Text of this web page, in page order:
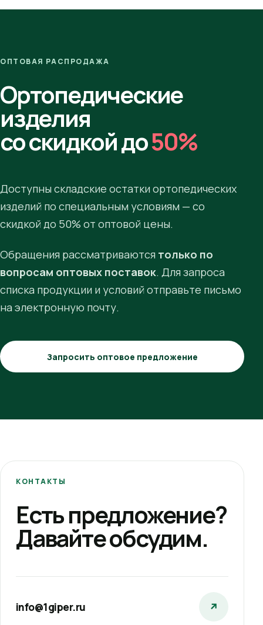
ОПТОВАЯ РАСПРОДАЖА
Ортопедические
изделия
со скидкой до50%
Доступны складские остатки ортопедических
изделий по специальным условиям — со
скидкой до 50% от оптовой цены.
Обращения рассматриваются только по
вопросам оптовых поставок. Для запроса
списка продукции и условий отправьте письмо
на электронную почту.
Запросить оптовое предложение
КОНТАКТЫ
Есть предложение?
Давайте обсудим.
info@1giper.ru ↗